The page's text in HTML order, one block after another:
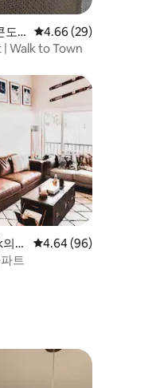
도
평점 4.66점(5점 만점),
4.66 (29)
Walk to Town
평점 4.64점(5점 만점),
4.64 (96)
트